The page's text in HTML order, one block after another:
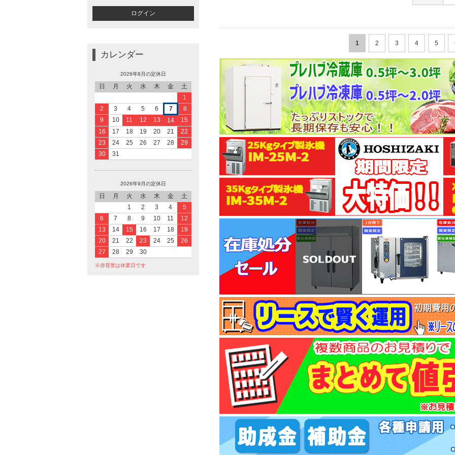
カレンダー
2026年8月の定休日
日 月 火 水 木 金
土
1
2
3 4 5 6 7
8
9
10 11 12 13 14
15
16
17 18 19 20 21
22
23
24 25 26 27 28
29
30
31
2026年9月の定休日
日 月 火 水 木 金
土
1
2 3 4
5
6
7 8 9 10 11
12
13
14 15 16 17 18
19
20
21 22 23 24 25
26
27
28 29 30
※赤背景は休業日です
1 2 3 4 5